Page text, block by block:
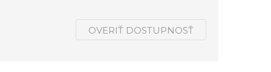
OVERIŤ DOSTUPNOSŤ